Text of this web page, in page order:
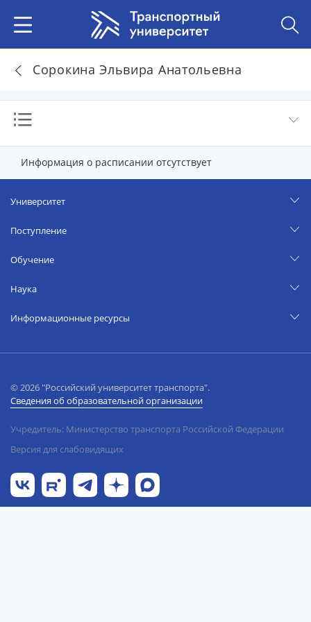
Сорокина Эльвира Анатольевна
Информация о расписании отсутствует
Университет
Поступление
Обучение
Наука
Информационные ресурсы
© 2026 "Российский университет транспорта".
Сведения об образовательной организации
Учредитель: Министерство транспорта Российской Федерации
Версия для слабовидящих